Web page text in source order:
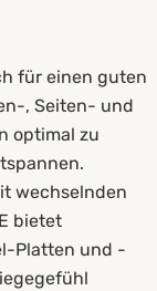
für einen guten
, Seiten- und
optimal zu
wechselnden
bietet
Platten und -